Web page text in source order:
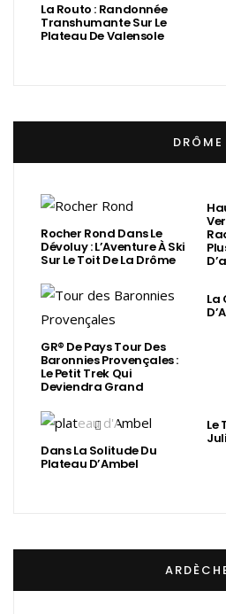
La Routo : Randonnée
Transhumante Sur Le
Plateau De Valensole
DRÔME
Rocher Rond Dans Le
Dévoluy : L’Aventure À Ski
Sur Le Toit De La Drôme
GR® De Pays Tour Des
Baronnies Provençales :
Le Petit Trek Qui
Deviendra Grand
La
Dans La Solitude Du
Plateau D’Ambel
Le